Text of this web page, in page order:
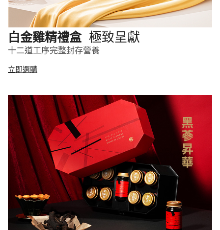
白金雞精禮盒 極致呈獻
十二道工序完整封存營養
立即選購